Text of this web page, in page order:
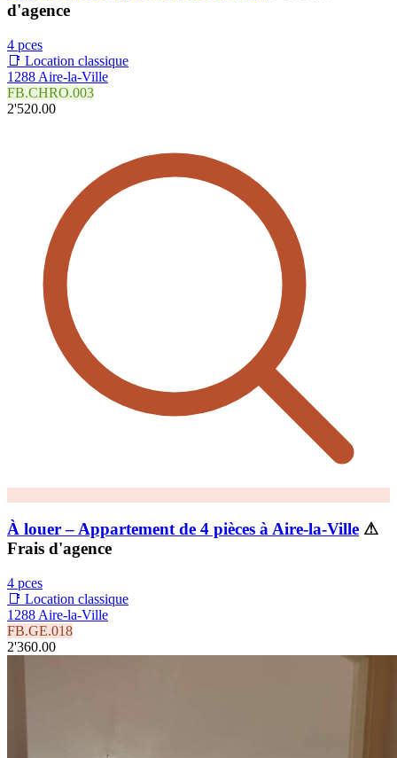
d'agence
4 pces
📑 Location classique
1288 Aire-la-Ville
FB.CHRO.003
2'520.00
À louer – Appartement de 4 pièces à Aire-la-Ville ⚠
Frais d'agence
4 pces
📑 Location classique
1288 Aire-la-Ville
FB.GE.018
2'360.00